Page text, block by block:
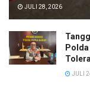
JULI 28, 2026
JULI